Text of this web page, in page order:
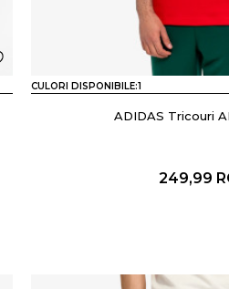
CULORI DISPONIBILE:1
ADIDAS Tricouri
249,99